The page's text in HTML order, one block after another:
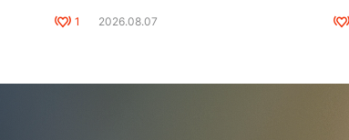
1 2026.08.07